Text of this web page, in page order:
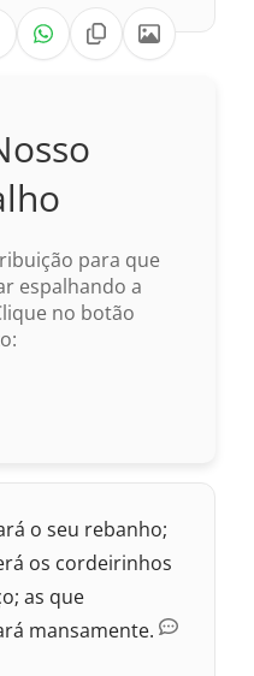
Corrigida
para que
espalhando a
no botão
o seu rebanho;
os cordeirinhos
as que
mansamente.